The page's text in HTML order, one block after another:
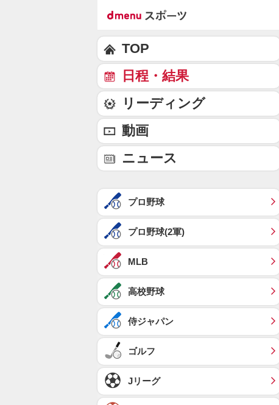
TOP
日程・結果
リーディング
動画
ニュース
プロ野球
プロ野球(2軍)
MLB
高校野球
侍ジャパン
ゴルフ
Jリーグ